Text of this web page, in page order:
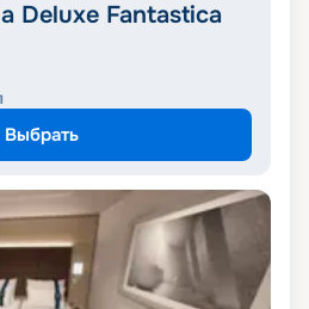
Deluxe Fantastica
Выбрать